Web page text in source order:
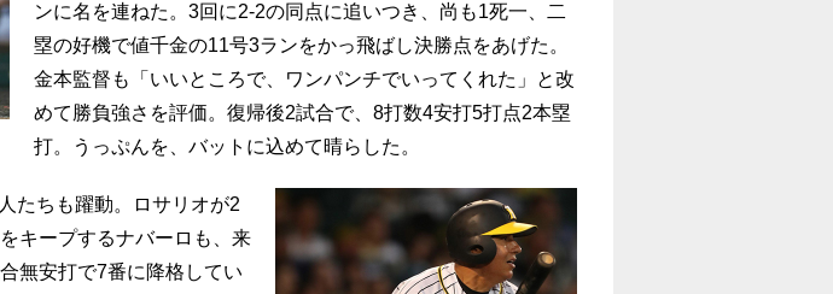
ンに名を連ねた。3回に2-2の同点に追いつき、尚も1死一、二
塁の好機で値千金の11号3ランをかっ飛ばし決勝点をあげた。
金本監督も「いいところで、ワンパンチでいってくれた」と改
めて勝負強さを評価。復帰後2試合で、8打数4安打5打点2本塁
打。うっぷんを、バットに込めて晴らした。
たちも躍動。ロサリオが2
キープするナバーロも、来
無安打で7番に降格してい